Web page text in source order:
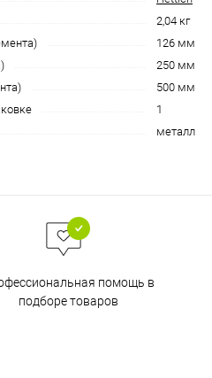
2,04 кг
126 мм
250 мм
500 мм
1
металл
помощь в
подборе товаров